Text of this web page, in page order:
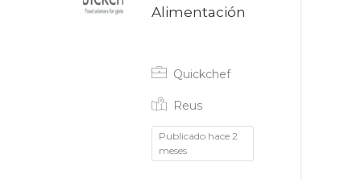
Alimentación
Quickchef
Reus
Publicado hace 2
meses